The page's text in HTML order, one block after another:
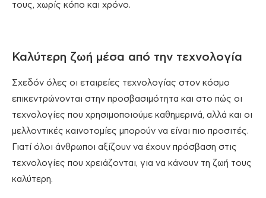
τους, χωρίς κόπο και χρόνο.
Καλύτερη ζωή μέσα από την τεχνολογία
Σχεδόν όλες οι εταιρείες τεχνολογίας στον κόσμο
επικεντρώνονται στην προσβασιμότητα και στο πώς οι
τεχνολογίες που χρησιμοποιούμε καθημερινά, αλλά και οι
μελλοντικές καινοτομίες μπορούν να είναι πιο προσιτές.
Γιατί όλοι άνθρωποι αξίζουν να έχουν πρόσβαση στις
τεχνολογίες που χρειάζονται, για να κάνουν τη ζωή τους
καλύτερη.